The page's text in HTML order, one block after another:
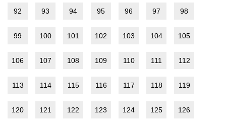
92 93 94 95 96 97 98
99 100 101 102 103 104 105
106 107 108 109 110 111 112
113 114 115 116 117 118 119
120 121 122 123 124 125 126